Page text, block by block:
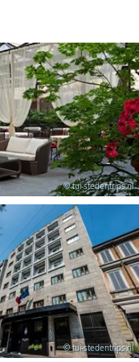
© tui-stedentrips.nl
© tui-stedentrips.nl